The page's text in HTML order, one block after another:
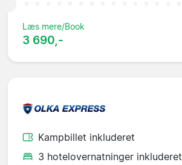
Læs mere/Book
3 690,-
Kampbillet inkluderet
3 hotelovernatninger inkluderet